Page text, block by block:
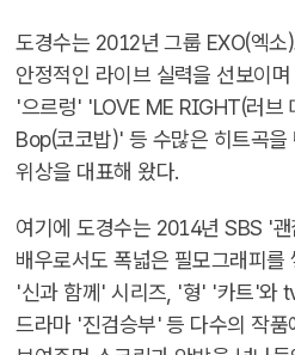
도경수는 2012년 그룹 EXO(엑
안정적인 라이브 실력을 선보이
'으르렁' 'LOVE ME RIGHT(러브
Bop(코코밥)' 등 수많은 히트곡
위상을 대표해 왔다.
여기에 도경수는 2014년 SBS '
배우로서도 폭넓은 필모그래피
'신과 함께' 시리즈, '형' '카트'와
드라마 '진검승부' 등 다수의 작품